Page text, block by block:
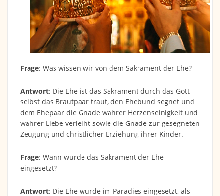
Frage: Was wissen wir von dem Sakrament der Ehe?
Antwort: Die Ehe ist das Sakrament durch das Gott
selbst das Brautpaar traut, den Ehebund segnet und
dem Ehepaar die Gnade wahrer Herzenseinigkeit und
wahrer Liebe verleiht sowie die Gnade zur gesegneten
Zeugung und christlicher Erziehung ihrer Kinder.
Frage: Wann wurde das Sakrament der Ehe
eingesetzt?
Antwort: Die Ehe wurde im Paradies eingesetzt, als